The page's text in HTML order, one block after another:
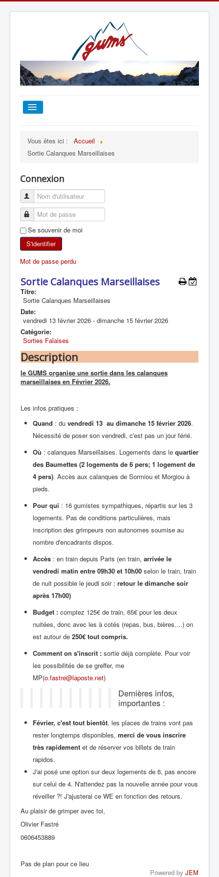
TOUT SUR LE GUMS
ESCALADE
ALPINISME
SKI DE RANDONNÉE
RANDONNÉE SPORTIVE
Vous êtes ici :
Accueil
Sortie Calanques Marseillaises
Connexion
Se souvenir de moi
S'identifier
Mot de passe perdu
Sortie Calanques Marseillaises
Titre:
Sortie Calanques Marseillaises
Date:
vendredi 13 février 2026 - dimanche 15 février 2026
Catégorie:
Sorties Falaises
Description
le GUMS organise une sortie dans les calanques
marseillaises en Février 2026.
Les infos pratiques :
Quand : du vendredi 13 au dimanche 15 février 2026.
Nécessité de poser son vendredi, c'est pas un jour férié.
Où : calanques Marseillaises. Logements dans le quartier
des Baumettes (2 logements de 6 pers; 1 logement de
4 pers). Accès aux calanques de Sormiou et Morgiou à
pieds.
Pour qui : 16 gumistes sympathiques, répartis sur les 3
logements. Pas de conditions particulières, mais
inscription des grimpeurs non autonomes soumise au
nombre d'encadrants dispos.
Accès : en train depuis Paris (en train, arrivée le
vendredi matin entre 09h30 et 10h00 selon le train, train
de nuit possible le jeudi soir ; retour le dimanche soir
après 17h00)
Budget : comptez 125€ de train, 65€ pour les deux
nuitées, donc avec les à cotés (repas, bus, bières....) on
est autour de 250€ tout compris.
Comment on s'inscrit : sortie déjà complète. Pour voir
les possibilités de se greffer, me
MP(o.fastre@laposte.net)
Dernières infos,
importantes :
Février, c'est tout bientôt, les places de trains vont pas
rester longtemps disponibles, merci de vous inscrire
très rapidement et de réserver vos billets de train
rapidos.
J'ai posé une option sur deux logements de 6, pas encore
sur celui de 4. N'attendez pas la nouvelle année pour vous
réveiller ?! J'ajusterai ce WE en fonction des retours.
Au plaisir de grimper avec toi,
Olivier Fastré
0606453889
Pas de plan pour ce lieu
Powered by JEM